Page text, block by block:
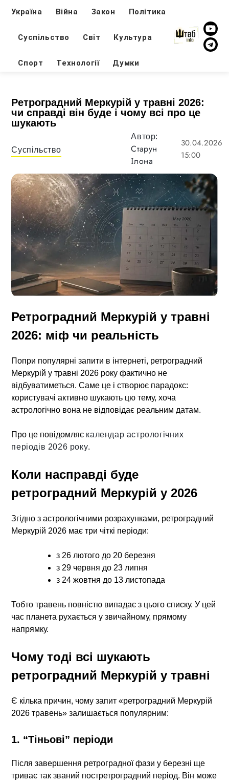
Україна Війна Закон Політика
Суспільство Світ Культура
Спорт Технології Думки
Ретроградний Меркурій у травні 2026:
чи справді він буде і чому всі про це
шукають
Суспільство
Автор:
Старун
Ілона
30.04.2026
15:00
Ретроградний Меркурій у травні
2026: міф чи реальність
Попри популярні запити в інтернеті, ретроградний
Меркурій у травні 2026 року фактично не
відбуватиметься. Саме це і створює парадокс:
користувачі активно шукають цю тему, хоча
астрологічно вона не відповідає реальним датам.
Про це повідомляє календар астрологічних
періодів 2026 року.
Коли насправді буде
ретроградний Меркурій у 2026
Згідно з астрологічними розрахунками, ретроградний
Меркурій 2026 має три чіткі періоди:
з 26 лютого до 20 березня
з 29 червня до 23 липня
з 24 жовтня до 13 листопада
Тобто травень повністю випадає з цього списку. У цей
час планета рухається у звичайному, прямому
напрямку.
Чому тоді всі шукають
ретроградний Меркурій у травні
Є кілька причин, чому запит «ретроградний Меркурій
2026 травень» залишається популярним:
1. “Тіньові” періоди
Після завершення ретроградної фази у березні ще
триває так званий постретроградний період. Він може